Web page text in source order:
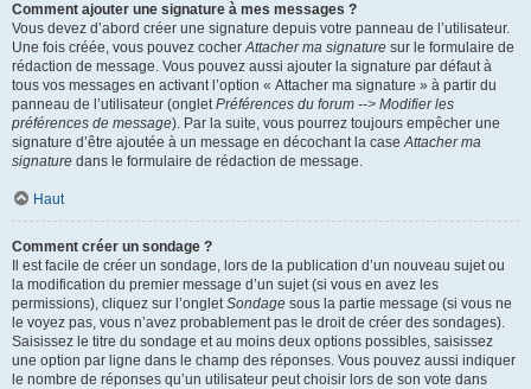
Comment ajouter une signature à mes messages ?
Vous devez d’abord créer une signature depuis votre panneau de l’utilisateur.
Une fois créée, vous pouvez cocherAttacher ma signature sur le formulaire de
rédaction de message. Vous pouvez aussi ajouter la signature par défaut à
tous vos messages en activant l’option « Attacher ma signature » à partir du
panneau de l’utilisateur (ongletPréférences du forum --> Modifier les
préférences de message). Par la suite, vous pourrez toujours empêcher une
signature d’être ajoutée à un message en décochant la caseAttacher ma
signature dans le formulaire de rédaction de message.
Haut
Comment créer un sondage ?
Il est facile de créer un sondage, lors de la publication d’un nouveau sujet ou
la modification du premier message d’un sujet (si vous en avez les
permissions), cliquez sur l’ongletSondage sous la partie message (si vous ne
le voyez pas, vous n’avez probablement pas le droit de créer des sondages).
Saisissez le titre du sondage et au moins deux options possibles, saisissez
une option par ligne dans le champ des réponses. Vous pouvez aussi indiquer
le nombre de réponses qu’un utilisateur peut choisir lors de son vote dans